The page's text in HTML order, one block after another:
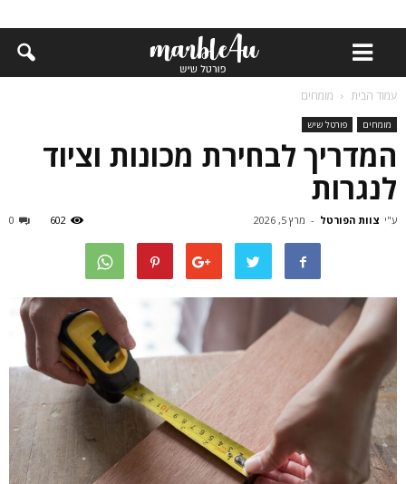
עמוד הבית מומחים
מומחים פורטל שיש
המדריך לבחירת מכונות וציוד
לנגרות
ע"י צוות הפורטל - מרץ 5, 2026 0 602